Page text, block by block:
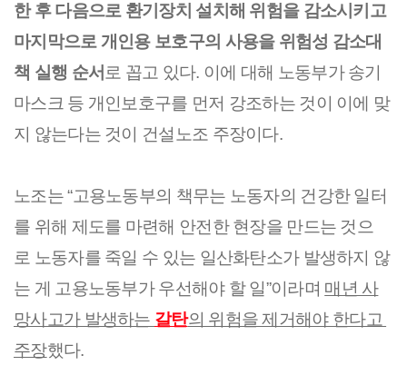
한 후 다음으로 환기장치 설치해 위험을 감소시키고
마지막으로 개인용 보호구의 사용을 위험성 감소대
책 실행 순서 로 꼽고 있다. 이에 대해 노동부가 송기
마스크 등 개인보호구를 먼저 강조하는 것이 이에 맞
지 않는다는 것이 건설노조 주장이다.
노조는 “고용노동부의 책무는 노동자의 건강한 일터
를 위해 제도를 마련해 안전한 현장을 만드는 것으
로 노동자를 죽일 수 있는 일산화탄소가 발생하지 않
는 게 고용노동부가 우선해야 할 일”이라며 매년 사
망사고가 발생하는 갈탄의 위험을 제거해야 한다고
주장했다.